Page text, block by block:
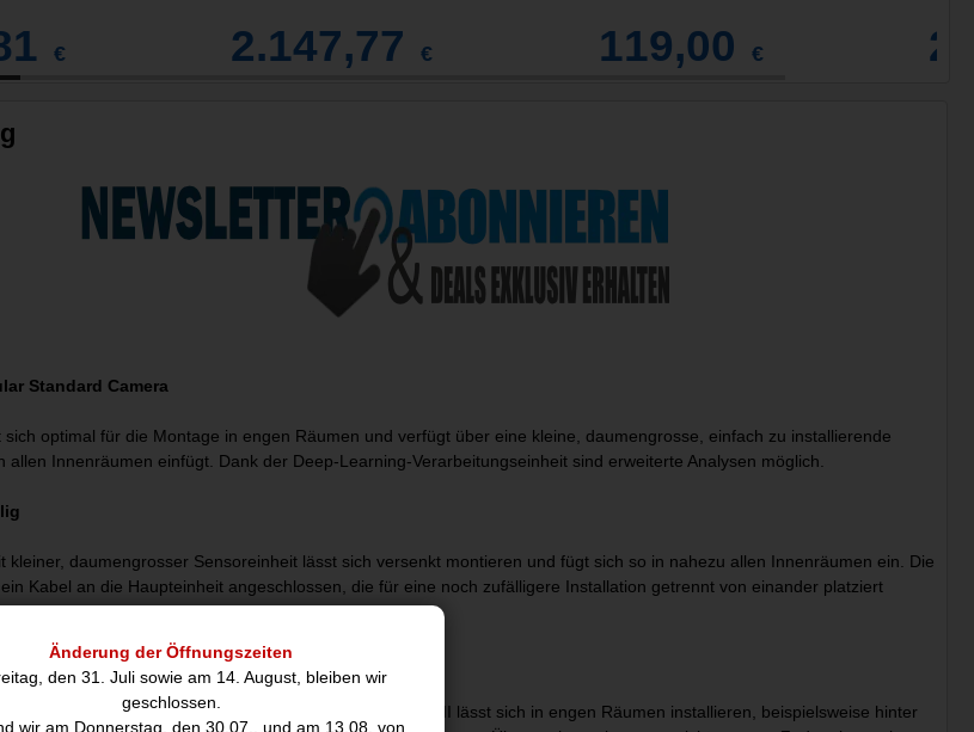
Änderung der Öffnungszeiten
den 31. Juli sowie am 14. August, bleiben wir
geschlossen.
wir am Donnerstag, den 30.07., und am 13.08. von
€ 2.147,77 € 119,00 €
Standard Camera
sich optimal für die Montage in engen Räumen und verfügt über eine kleine, daumengrosse, einfach zu installierende
allen Innenräumen einfügt. Dank der Deep-Learning-Verarbeitungseinheit sind erweiterte Analysen möglich.
kleiner, daumengrosser Sensoreinheit lässt sich versenkt montieren und fügt sich so in nahezu allen Innenräumen ein. Die
Kabel an die Haupteinheit angeschlossen, die für eine noch zufälligere Installation getrennt von einander platziert
geteilten modularen Kamera basierende AXIS P1245 Mk II lässt sich in engen Räumen installieren, beispielsweise hinter